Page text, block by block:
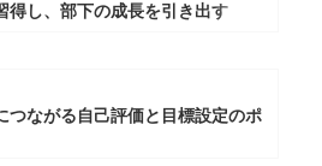
得し、部下の成長を引き出す
つながる自己評価と目標設定のポ